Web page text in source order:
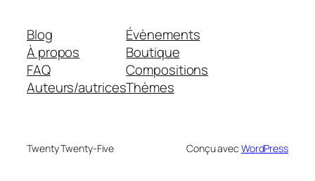
Blog
À propos
FAQ
Auteurs/autrices
Évènements
Boutique
Compositions
Thèmes
Twenty Twenty-Five Conçu avec WordPress